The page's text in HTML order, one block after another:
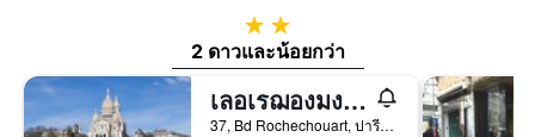
2 ดาว
2 ดาวและน้อยกว่า
เลอเรฌองมงต์มาตร์ บาย ฮิปฮอปโฮสเทลส์
37, Bd Rochechouart, ปารีส, ฝรั่งเศส